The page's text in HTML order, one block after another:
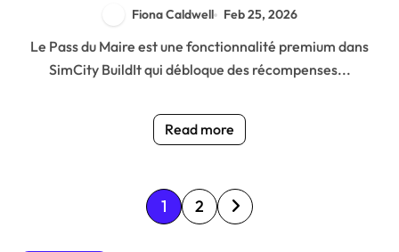
Fiona Caldwell Feb 25, 2026
Le Pass du Maire est une fonctionnalité premium dans
SimCity BuildIt qui débloque des récompenses...
Read more
P
o
1 2